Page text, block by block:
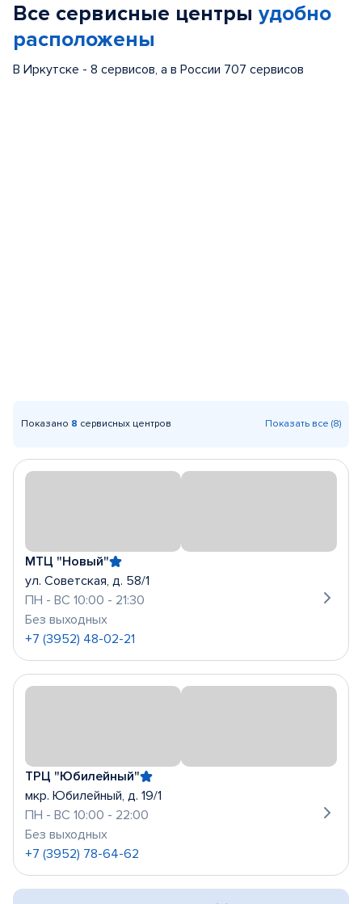
Все сервисные центры удобно
расположены
В Иркутске - 8 сервисов, а в России 707 сервисов
Показано 8 сервисных центров Показать все (8)
МТЦ "Новый"
ул. Советская, д. 58/1
ПН - ВС 10:00 - 21:30
Без выходных
+7 (3952) 48-02-21
ТРЦ "Юбилейный"
мкр. Юбилейный, д. 19/1
ПН - ВС 10:00 - 22:00
Без выходных
+7 (3952) 78-64-62